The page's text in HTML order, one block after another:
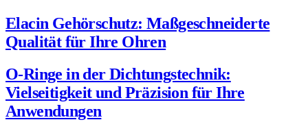
Elacin Gehörschutz: Maßgeschneiderte
Qualität für Ihre Ohren
O-Ringe in der Dichtungstechnik:
Vielseitigkeit und Präzision für Ihre
Anwendungen